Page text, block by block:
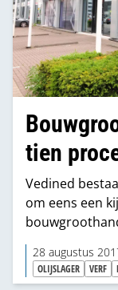
tien
Vedined
om eens een
groothandels
de opkomst
28 augustus
OLIJSLAGER VERF